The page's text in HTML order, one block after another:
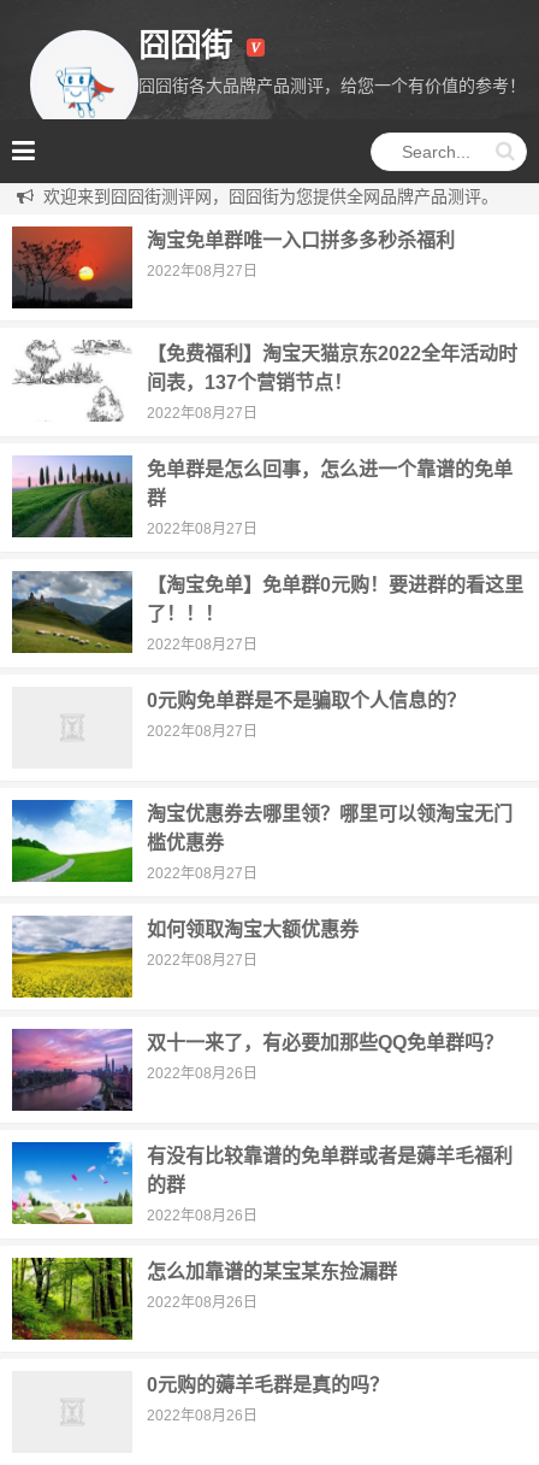
囧囧街
囧囧街各大品牌产品测评，给您一个有价值的参考！
欢迎来到囧囧街测评网，囧囧街为您提供全网品牌产品测评。
淘宝免单群唯一入口拼多多秒杀福利
2022年08月27日
【免费福利】淘宝天猫京东2022全年活动时
间表，137个营销节点！
2022年08月27日
免单群是怎么回事，怎么进一个靠谱的免单
群
2022年08月27日
【淘宝免单】免单群0元购！要进群的看这里
了！！！
2022年08月27日
0元购免单群是不是骗取个人信息的？
2022年08月27日
淘宝优惠券去哪里领？哪里可以领淘宝无门
槛优惠券
2022年08月27日
如何领取淘宝大额优惠券
2022年08月27日
双十一来了，有必要加那些QQ免单群吗？
2022年08月26日
有没有比较靠谱的免单群或者是薅羊毛福利
的群
2022年08月26日
怎么加靠谱的某宝某东捡漏群
2022年08月26日
0元购的薅羊毛群是真的吗？
2022年08月26日